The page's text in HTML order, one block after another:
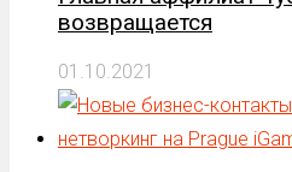
возвращается
01.10.2021